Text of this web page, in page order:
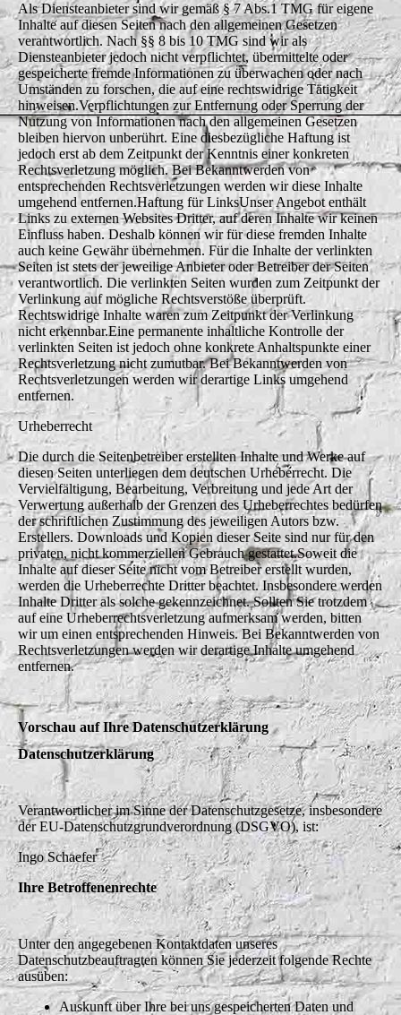
Als Diensteanbieter sind wir gemäß § 7 Abs.1 TMG für eigene
Inhalte auf diesen Seiten nach den allgemeinen Gesetzen
verantwortlich. Nach §§ 8 bis 10 TMG sind wir als
Diensteanbieter jedoch nicht verpflichtet, übermittelte oder
gespeicherte fremde Informationen zu überwachen oder nach
Umständen zu forschen, die auf eine rechtswidrige Tätigkeit
hinweisen.Verpflichtungen zur Entfernung oder Sperrung der
Nutzung von Informationen nach den allgemeinen Gesetzen
bleiben hiervon unberührt. Eine diesbezügliche Haftung ist
jedoch erst ab dem Zeitpunkt der Kenntnis einer konkreten
Rechtsverletzung möglich. Bei Bekanntwerden von
entsprechenden Rechtsverletzungen werden wir diese Inhalte
umgehend entfernen.Haftung für LinksUnser Angebot enthält
Links zu externen Websites Dritter, auf deren Inhalte wir keinen
Einfluss haben. Deshalb können wir für diese fremden Inhalte
auch keine Gewähr übernehmen. Für die Inhalte der verlinkten
Seiten ist stets der jeweilige Anbieter oder Betreiber der Seiten
verantwortlich. Die verlinkten Seiten wurden zum Zeitpunkt der
Verlinkung auf mögliche Rechtsverstöße überprüft.
Rechtswidrige Inhalte waren zum Zeitpunkt der Verlinkung
nicht erkennbar.Eine permanente inhaltliche Kontrolle der
verlinkten Seiten ist jedoch ohne konkrete Anhaltspunkte einer
Rechtsverletzung nicht zumutbar. Bei Bekanntwerden von
Rechtsverletzungen werden wir derartige Links umgehend
entfernen.
Urheberrecht
Die durch die Seitenbetreiber erstellten Inhalte und Werke auf
diesen Seiten unterliegen dem deutschen Urheberrecht. Die
Vervielfältigung, Bearbeitung, Verbreitung und jede Art der
Verwertung außerhalb der Grenzen des Urheberrechtes bedürfen
der schriftlichen Zustimmung des jeweiligen Autors bzw.
Erstellers. Downloads und Kopien dieser Seite sind nur für den
privaten, nicht kommerziellen Gebrauch gestattet.Soweit die
Inhalte auf dieser Seite nicht vom Betreiber erstellt wurden,
werden die Urheberrechte Dritter beachtet. Insbesondere werden
Inhalte Dritter als solche gekennzeichnet. Sollten Sie trotzdem
auf eine Urheberrechtsverletzung aufmerksam werden, bitten
wir um einen entsprechenden Hinweis. Bei Bekanntwerden von
Rechtsverletzungen werden wir derartige Inhalte umgehend
entfernen.
Vorschau auf Ihre Datenschutzerklärung
Datenschutzerklärung
Verantwortlicher im Sinne der Datenschutzgesetze, insbesondere
der EU-Datenschutzgrundverordnung (DSGVO), ist:
Ingo Schaefer
Ihre Betroffenenrechte
Unter den angegebenen Kontaktdaten unseres
Datenschutzbeauftragten können Sie jederzeit folgende Rechte
ausüben:
Auskunft über Ihre bei uns gespeicherten Daten und